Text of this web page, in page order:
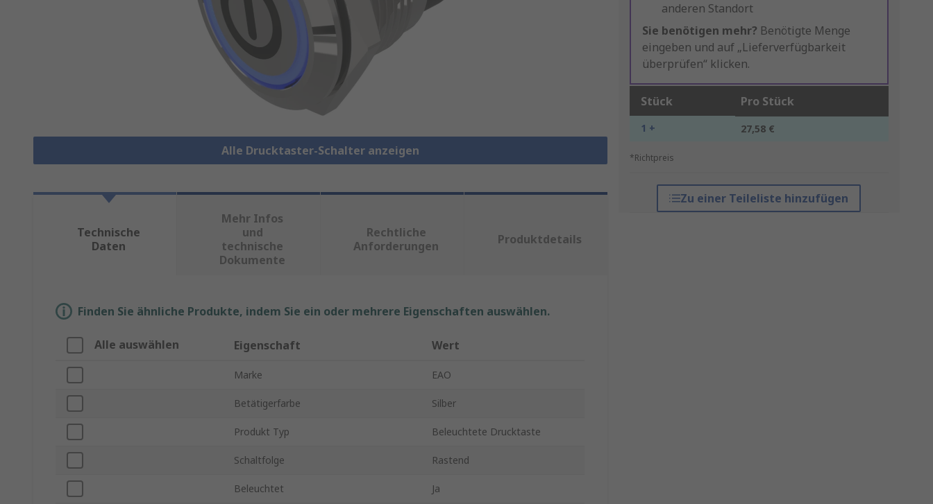
Alle Drucktaster-Schalter anzeigen
anderen Standort
Sie benötigen mehr? Benötigte Menge
eingeben und auf „Lieferverfügbarkeit
überprüfen“ klicken.
Stück Pro Stück
1 + 27,58 €
*Richtpreis
Zu einer Teileliste hinzufügen
Technische
Daten
Mehr Infos
und
technische
Dokumente
Rechtliche
Anforderungen
Produktdetails
Finden Sie ähnliche Produkte, indem Sie ein oder mehrere Eigenschaften auswählen.
Alle auswählen Eigenschaft Wert
Marke EAO
Betätigerfarbe Silber
Produkt Typ Beleuchtete Drucktaste
Schaltfolge Rastend
Beleuchtet Ja